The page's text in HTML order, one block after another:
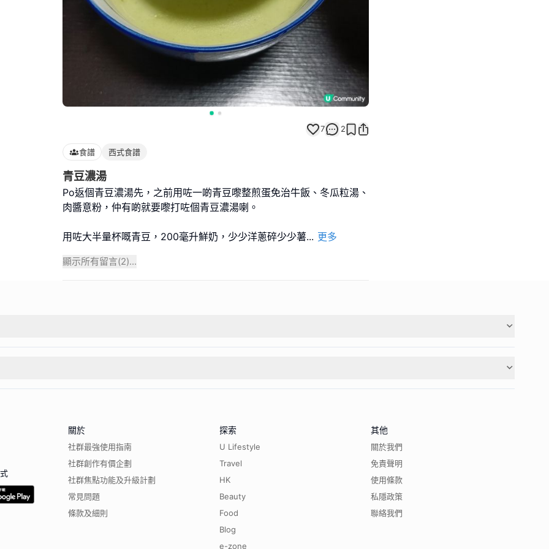
7 2
食譜 西式食譜
青豆濃湯
Po返個青豆濃湯先，之前用咗一啲青豆嚟整煎蛋免治牛飯、冬瓜粒湯、
肉醬意粉，仲有啲就要嚟打咗個青豆濃湯喇。
用咗大半量杯嘅青豆，200毫升鮮奶，少少洋蔥碎少少薯... 更多
顯示所有留言(2)...
關於
社群最強使用指南
社群創作有價企劃
社群焦點功能及升級計劃
常見問題
條款及細則
探索
U Lifestyle
Travel
HK
Beauty
Food
Blog
e-zone
其他
關於我們
免責聲明
使用條款
私隱政策
聯絡我們